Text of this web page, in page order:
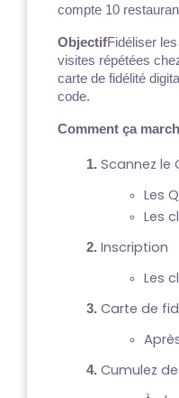
compte 10
ObjectifFidéliser
visites répétées
carte de fidélité
code.
Comment ça
Scannez le
Les
Les
Inscription
Les
Carte de
Cumulez